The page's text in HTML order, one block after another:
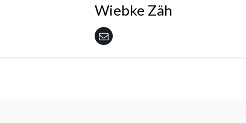
Wiebke Zäh